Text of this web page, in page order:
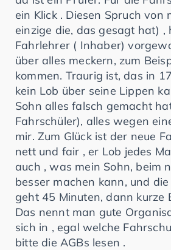
ein Klick . Diesen Spruch von
einzige die, das gesagt hat) ,
Fahrlehrer ( Inhaber)
über alles meckern, zum
kommen. Traurig ist, das in
kein Lob über seine Lippen
Sohn alles falsch gemacht
Fahrschüler), alles wegen
mir. Zum Glück ist der neue
nett und fair , er Lob jedes
auch , was mein Sohn, beim
besser machen kann, und
geht 45 Minuten, dann kurze
Das nennt man gute
sich in , egal welche
bitte die AGBs lesen .